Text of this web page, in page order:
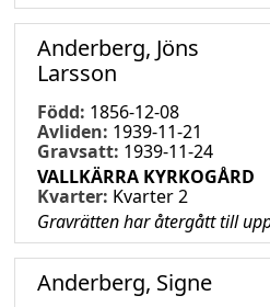
Anderberg, Jöns
Larsson
Född: 1856-12-08
Avliden: 1939-11-21
Gravsatt: 1939-11-24
VALLKÄRRA KYRKOGÅRD
Kvarter: Kvarter 2
Gravrätten har återgått till
Anderberg, Signe